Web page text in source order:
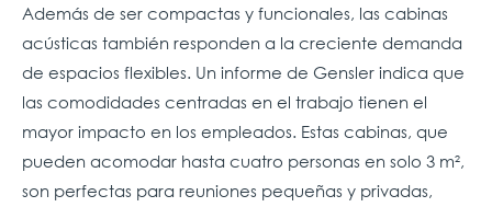
Además de ser compactas y funcionales, las cabinas
acústicas también responden a la creciente demanda
de espacios flexibles. Un informe de Gensler indica que
las comodidades centradas en el trabajo tienen el
mayor impacto en los empleados. Estas cabinas, que
pueden acomodar hasta cuatro personas en solo 3 m²,
son perfectas para reuniones pequeñas y privadas,